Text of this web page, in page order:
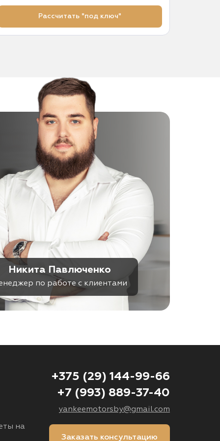
Рассчитать "под ключ"
Никита Павлюченко
по работе с клиентами
+375 (29) 144-99-66
+7 (993) 889-37-40
yankeemotorsby@gmail.com
Заказать консультацию
на